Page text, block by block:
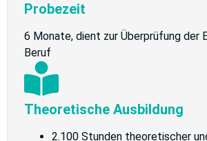
Probezeit
6 Monate, dient zur Überprüfung der
Beruf
Theoretische Ausbildung
2.100 Stunden theoretischer